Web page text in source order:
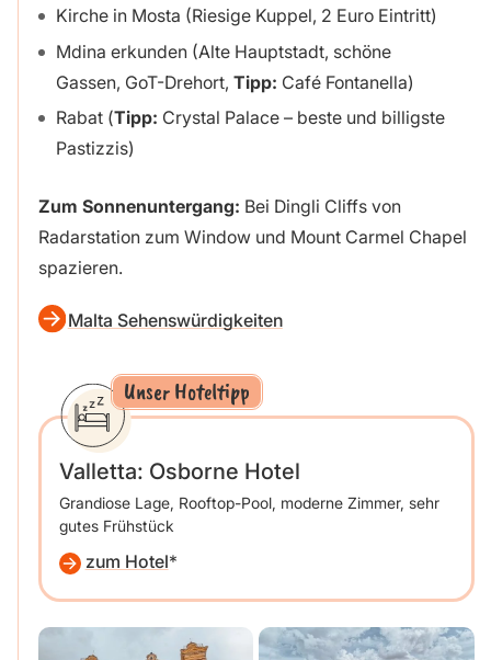
Kirche in Mosta (Riesige Kuppel, 2 Euro Eintritt)
Mdina erkunden (Alte Hauptstadt, schöne
Gassen, GoT-Drehort, Tipp: Café Fontanella)
Rabat (Tipp: Crystal Palace – beste und billigste
Pastizzis)
Zum Sonnenuntergang: Bei Dingli Cliffs von
Radarstation zum Window und Mount Carmel Chapel
spazieren.
Malta Sehenswürdigkeiten
Unser Hoteltipp
Valletta: Osborne Hotel
Grandiose Lage, Rooftop-Pool, moderne Zimmer, sehr
gutes Frühstück
zum Hotel